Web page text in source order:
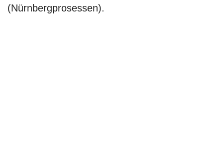
(Nürnbergprosessen).